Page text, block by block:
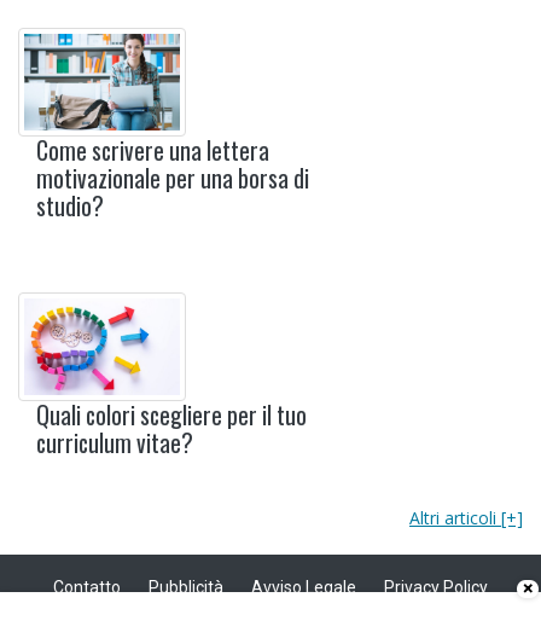
Come scrivere una lettera
motivazionale per una borsa di
studio?
Quali colori scegliere per il tuo
curriculum vitae?
Altri articoli [+]
Contatto Pubblicità Avviso Legale
Privacy Policy
×